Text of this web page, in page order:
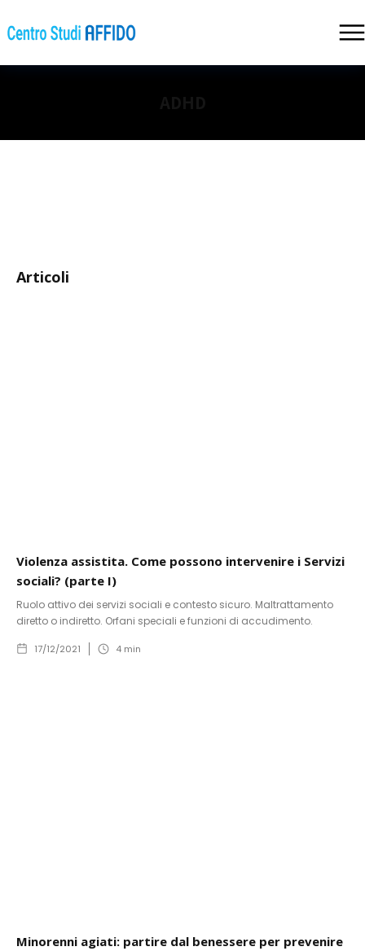
Articoli
Violenza assistita. Come possono intervenire i Servizi
sociali? (parte I)
Ruolo attivo dei servizi sociali e contesto sicuro. Maltrattamento
diretto o indiretto. Orfani speciali e funzioni di accudimento.
17/12/2021 4 min
Minorenni agiati: partire dal benessere per prevenire